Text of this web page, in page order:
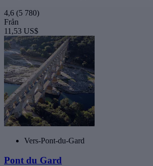
4,6 (5 780)
Från
11,53 US$
Vers-Pont-du-Gard
Pont du Gard